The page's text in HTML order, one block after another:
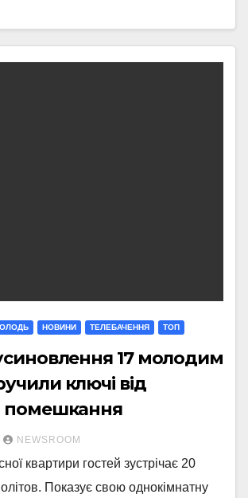
НОВИНИ ТЕЛЕБАЧЕННЯ ТОП
17 молодим
ключі від
помешкання
NEWSROOM
квартири гостей зустрічає 20
Показує свою однокімнатну